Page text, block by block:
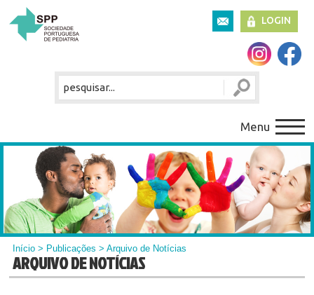
LOGIN
Menu
Início > Publicações > Arquivo de Notícias
ARQUIVO DE NOTÍCIAS